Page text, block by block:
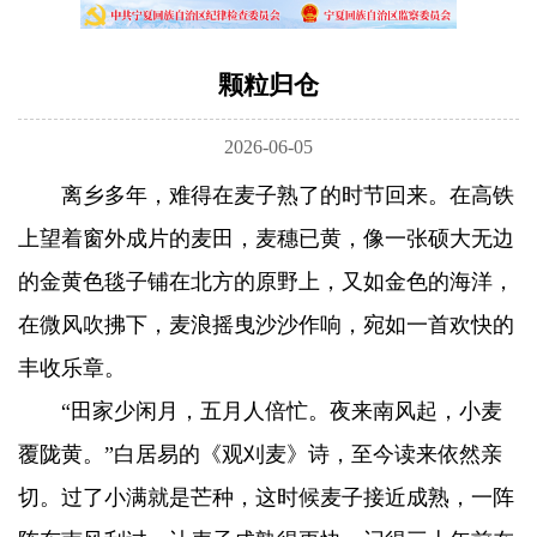
颗粒归仓
2026-06-05
离乡多年，难得在麦子熟了的时节回来。在高铁
上望着窗外成片的麦田，麦穗已黄，像一张硕大无边
的金黄色毯子铺在北方的原野上，又如金色的海洋，
在微风吹拂下，麦浪摇曳沙沙作响，宛如一首欢快的
丰收乐章。
“田家少闲月，五月人倍忙。夜来南风起，小麦
覆陇黄。”白居易的《观刈麦》诗，至今读来依然亲
切。过了小满就是芒种，这时候麦子接近成熟，一阵